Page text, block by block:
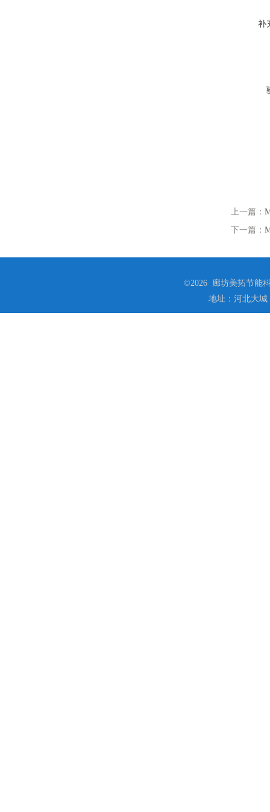
补
上一篇：
下一篇：
©2026 廊坊美拓节能
地址：河北大城